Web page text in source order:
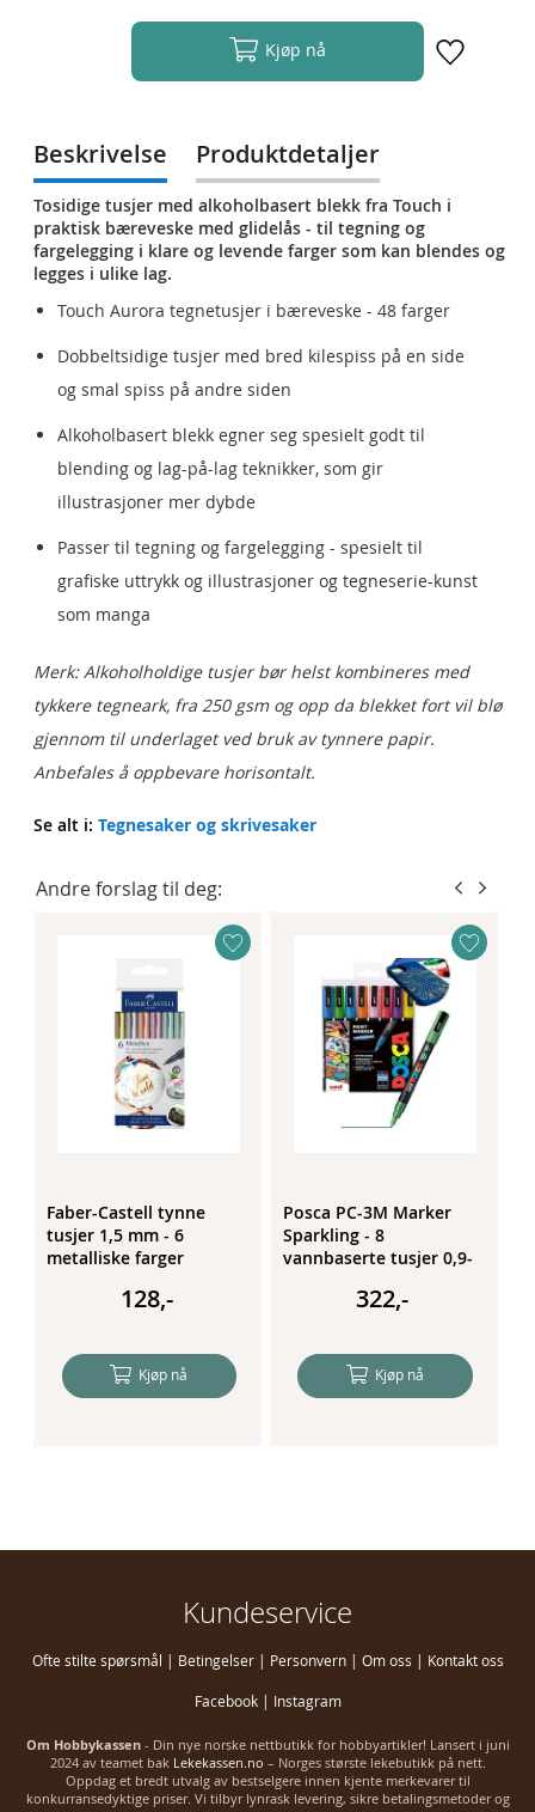
Kjøp nå
Beskrivelse
Tosidige tusjer med alkoholbasert blekk fra Touch i
praktisk bæreveske med glidelås - til tegning og
fargelegging i klare og levende farger som kan blendes og
legges i ulike lag.
Touch Aurora tegnetusjer i bæreveske - 48 farger
Dobbeltsidige tusjer med bred kilespiss på en side
og smal spiss på andre siden
Alkoholbasert blekk egner seg spesielt godt til
blending og lag-på-lag teknikker, som gir
illustrasjoner mer dybde
Passer til tegning og fargelegging - spesielt til
grafiske uttrykk og illustrasjoner og tegneserie-kunst
som manga
Merk: Alkoholholdige tusjer bør helst kombineres med
tykkere tegneark, fra 250 gsm og opp da blekket fort vil blø
gjennom til underlaget ved bruk av tynnere papir.
Anbefales å oppbevare horisontalt.
Produktdetaljer
Se alt i:Tegnesaker og skrivesaker
Andre forslag til deg:
Faber-Castell tynne
tusjer 1,5 mm - 6
metalliske farger
128,-
Kjøp nå
Posca PC-3M Marker
Sparkling - 8
vannbaserte tusjer 0,9-
322,-
Kjøp nå
Kundeservice
Ofte stilte spørsmål | Betingelser| Personvern | Om oss | Kontakt oss
Facebook| Instagram
Om Hobbykassen- Din nye norske nettbutikk for hobbyartikler! Lansert i juni
2024 av teamet bak Lekekassen.no – Norges største lekebutikk på nett.
Oppdag et bredt utvalg av bestselgere innen kjente merkevarer til
konkurransedyktige priser. Vi tilbyr lynrask levering, sikre betalingsmetoder og